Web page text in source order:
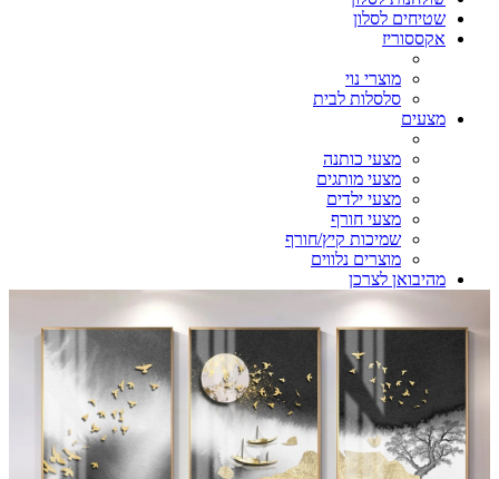
שטיחים לסלון
אקססוריז
מוצרי נוי
סלסלות לבית
מצעים
מצעי כותנה
מצעי מותגים
מצעי ילדים
מצעי חורף
שמיכות קיץ/חורף
מוצרים נלווים
מהיבואן לצרכן